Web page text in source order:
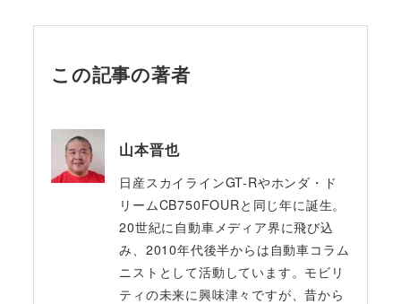
この記事の著者
山本晋也
日産スカイラインGT-Rやホンダ・ド
リームCB750FOURと同じ年に誕生。
20世紀に自動車メディア界に飛び込
み、2010年代後半からは自動車コラム
ニストとして活動しています。モビリ
ティの未来に興味津々ですが、昔から